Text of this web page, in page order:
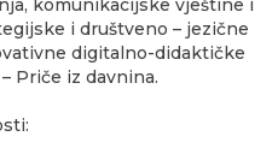
i društveno – jezične
digitalno-didaktičke
Priče iz davnina.